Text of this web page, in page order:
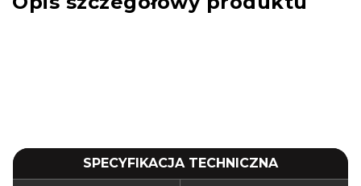
SPECYFIKACJA TECHNICZNA